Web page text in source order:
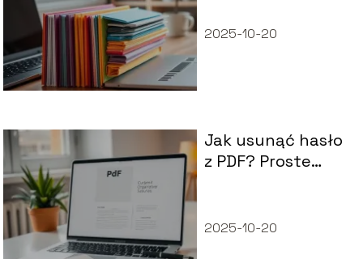
2025-10-20
Jak usunąć hasło
z PDF? Proste
problemu
2025-10-20